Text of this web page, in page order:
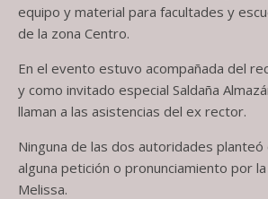
equipo y material para facultades y
de la zona Centro.
En el evento estuvo acompañada del
y como invitado especial Saldaña
llaman a las asistencias del ex rector.
Ninguna de las dos autoridades planteó
alguna petición o pronunciamiento por
Melissa.